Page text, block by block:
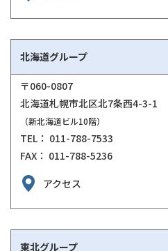
北海道グループ
〒060-0807
北海道札幌市北区北7条西4-3-1
（新北海道ビル10階）
TEL： 011-788-7533
FAX： 011-788-5236
アクセス
東北グループ